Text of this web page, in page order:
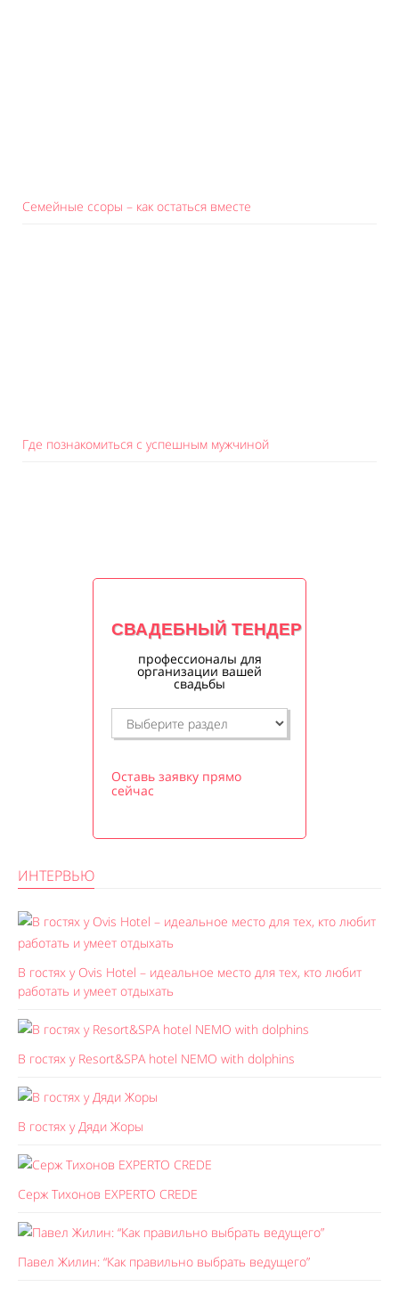
Семейные ссоры – как остаться вместе
Где познакомиться с успешным мужчиной
СВАДЕБНЫЙ ТЕНДЕР
профессионалы для
организации вашей
свадьбы
Оставь заявку прямо
сейчас
ИНТЕРВЬЮ
В гостях у Ovis Hotel – идеальное место для тех, кто любит
работать и умеет отдыхать
В гостях у Resort&SPA hotel NEMO with dolphins
В гостях у Дяди Жоры
Серж Тихонов EXPERTO CREDE
Павел Жилин: “Как правильно выбрать ведущего”